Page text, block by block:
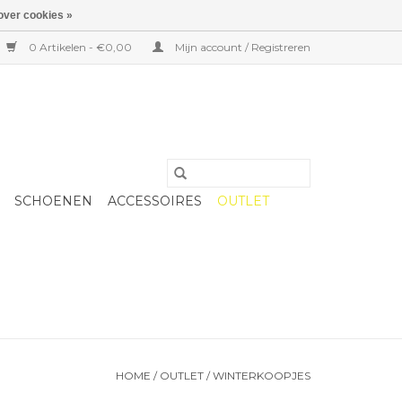
0 Artikelen - €0,00 Mijn account / Registreren
SCHOENEN ACCESSOIRES
OUTLET
HOME / OUTLET /WINTERKOOPJES
cookies »